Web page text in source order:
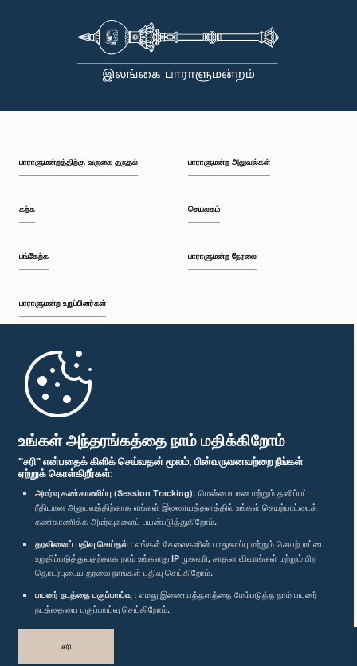
உங்கள் அந்தரங்கத்தை நாம் மதிக்கிறோம்
"சரி" என்பதைக் கிளிக் செய்வதன் மூலம், பின்வருவனவற்றை நீங்கள்
ஏற்றுக் கொள்கிறீர்கள்:
அமர்வு கண்காணிப்பு (Session Tracking): மென்மையான மற்றும் தனிப்பட்ட
ரீதியான அனுபவத்திற்காக எங்கள் இணையத்தளத்தில் உங்கள் செயற்பாட்டைக்
கண்காணிக்க அமர்வுகளைப் பயன்படுத்துகிறோம்.
தரவினைப் பதிவு செய்தல் : எங்கள் சேவைகளின் பாதுகாப்பு மற்றும் செயற்பாட்டை
உறுதிப்படுத்துவதற்காக நாம் உங்களது IP முகவரி, சாதன விவரங்கள் மற்றும் பிற
தொடர்புடைய தரவை நாங்கள் பதிவு செய்கிறோம்.
பயனர் நடத்தை பகுப்பாய்வு : எமது இணையத்தளத்தை மேம்படுத்த நாம் பயனர்
நடத்தையை பகுப்பாய்வு செய்கிறோம்.
சரி
பாராளுமன்றத்திற்கு வருகை தருதல்
கற்க
பங்கேற்க
பாராளுமன்ற உறுப்பினர்கள்
முதற்பக்கம்
பாராளுமன்ற அலுவல்கள்
செயலகம்
பாராளுமன்ற நேரலை
பாராளுமன்ற கையடக்க செயலி
எம்மை பின்தொடர்க :
விருதுகள்
தனியுரிமைக் கொள்கை